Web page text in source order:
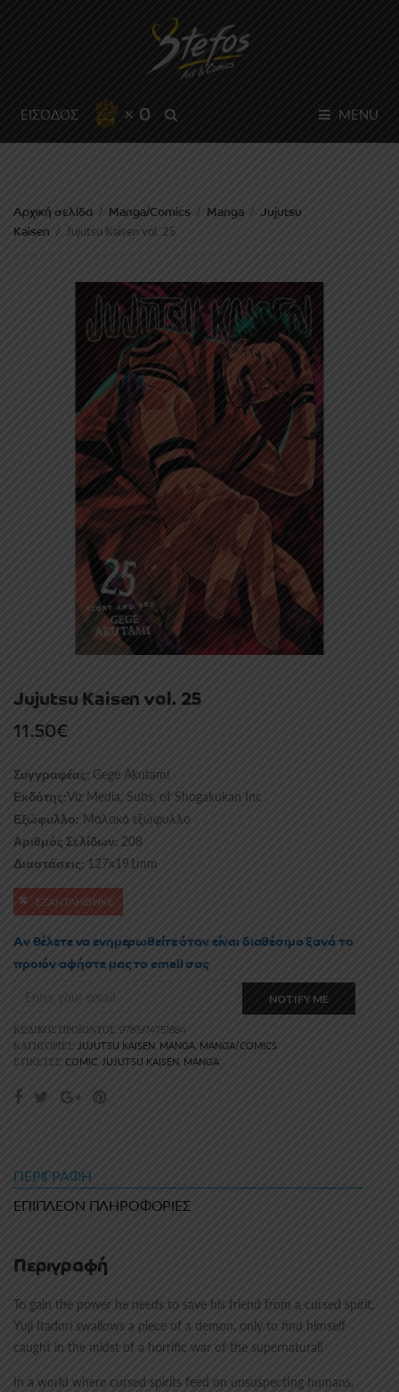
ΕΙΣΟΔΟΣ × 0 MENU
Αρχική σελίδα / Manga/Comics / Manga / Jujutsu
Kaisen / Jujutsu Kaisen vol. 25
Jujutsu Kaisen vol. 25
11.50€
Συγγραφέας: Gege Akutami
Εκδότης:Viz Media, Subs. of Shogakukan Inc
Εξώφυλλο: Μαλακό εξώφυλλο
Αριθμός Σελίδων: 208
Διαστάσεις: 127x191mm
ΕΞΑΝΤΛΗΘΗΚΕ
Αν θέλετε να ενημερωθείτε όταν είναι διαθέσιμο ξανά το
προιόν αφήστε μας το email σας
NOTIFY ME
ΚΩΔΙΚΌΣ ΠΡΟΪΌΝΤΟΣ: 9781974751884
ΚΑΤΗΓΟΡΊΕΣ: JUJUTSU KAISEN MANGA MANGA/COMICS
ΕΤΙΚΈΤΕΣ: COMIC JUJUTSU KAISEN MANGA
ΠΕΡΙΓΡΑΦΉ
ΕΠΙΠΛΈΟΝ ΠΛΗΡΟΦΟΡΊΕΣ
Περιγραφή
To gain the power he needs to save his friend from a cursed spirit,
Yuji Itadori swallows a piece of a demon, only to find himself
caught in the midst of a horrific war of the supernatural!
In a world where cursed spirits feed on unsuspecting humans,